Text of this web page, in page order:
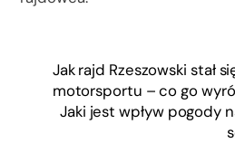
Jak rajd Rzeszowski stał
motorsportu – co go
Jaki jest wpływ pogody